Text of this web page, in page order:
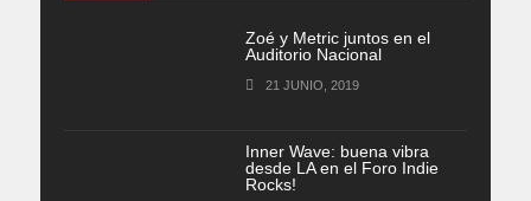
Zoé y Metric juntos en el
Auditorio Nacional
21 JUNIO, 2019
Inner Wave: buena vibra
desde LA en el Foro Indie
Rocks!